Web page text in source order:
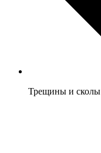
Трещины и сколы